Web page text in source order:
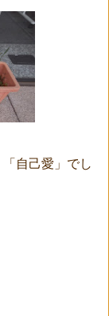
自己愛」でし